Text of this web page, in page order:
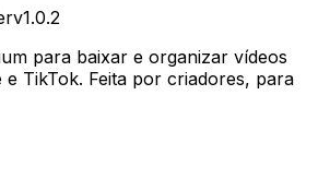
v1.0.2
para baixar e organizar vídeos
e TikTok. Feita por criadores, para